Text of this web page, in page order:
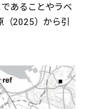
あることやラベ
2025）から引